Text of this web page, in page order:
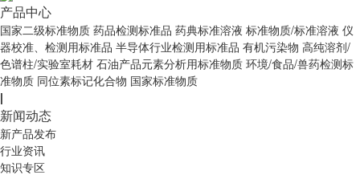
产品中心
国家二级标准物质 药品检测标准品 药典标准溶液 标准物质/标准溶液 仪
器校准、检测用标准品 半导体行业检测用标准品 有机污染物 高纯溶剂/
色谱柱/实验室耗材 石油产品元素分析用标准物质 环境/食品/兽药检测标
准物质 同位素标记化合物 国家标准物质
|
新闻动态
新产品发布
行业资讯
知识专区